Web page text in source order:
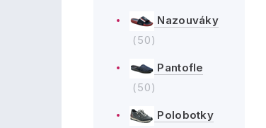
Nazouváky
(50)
Pantofle
(50)
Polobotky